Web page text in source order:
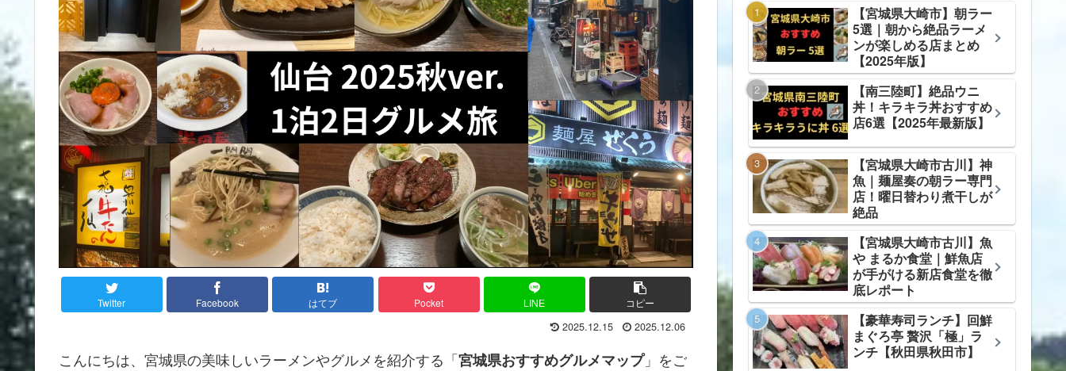
Twitter Facebook はてブ Pocket LINE コピー
2025.12.15 2025.12.06
こんにちは、宮城県の美味しいラーメンやグルメを紹介する「宮城県おすすめグルメマップ」をご
【宮城県大崎市】朝ラー
5選｜朝から絶品ラーメ
ンが楽しめる店まとめ
【2025年版】
【南三陸町】絶品ウニ
丼！キラキラ丼おすすめ
店6選【2025年最新版】
【宮城県大崎市古川】神
魚｜麺屋奏の朝ラー専門
店！曜日替わり煮干しが
絶品
【宮城県大崎市古川】魚
や まるか食堂｜鮮魚店
が手がける新店食堂を徹
底レポート
【豪華寿司ランチ】回鮮
まぐろ亭 贅沢「極」ラ
ンチ【秋田県秋田市】